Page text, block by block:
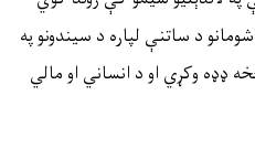
د ساتنې لپاره د سیندونو په
ډډه وکړي او د انساني او مالي